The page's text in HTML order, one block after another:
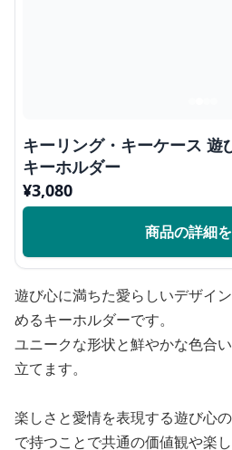
キーリング・キーケース 遊
キーホルダー
¥3,080
商品の詳細
遊び心に満ちた愛らしいデザイ
めるキーホルダーです。
ユニークな形状と鮮やかな色合
立てます。
楽しさと愛情を表現する遊び心
で持つことで共通の価値観や楽